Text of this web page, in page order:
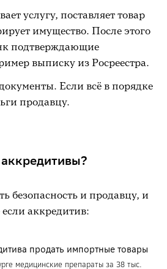
услугу, поставляет товар
имущество. После этого
подтверждающие
выписку из Росреестра.
Если всё в порядке
продавцу.
безопасность и продавцу, и
аккредитив:
продать импортные товары
медицинские препараты за 38 тыс.